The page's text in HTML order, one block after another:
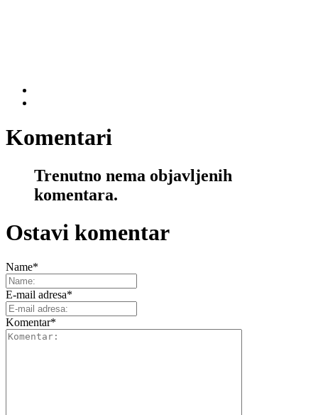
Komentari
Trenutno nema objavljenih
komentara.
Ostavi komentar
Name*
E-mail adresa*
Komentar*